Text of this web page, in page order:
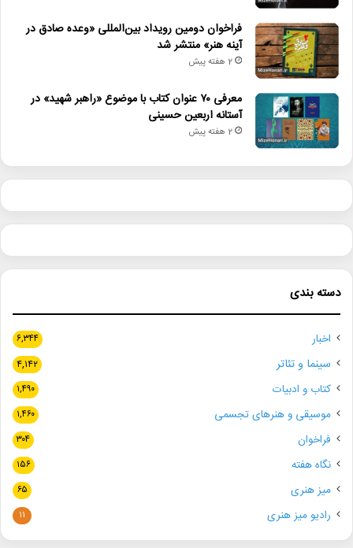
فراخوان دومین رویداد بین‌المللی «وعده صادق در
آینه هنر» منتشر شد
2 هفته پیش
معرفی ۷۰ عنوان کتاب با موضوع «راهبر شهید» در
آستانه اربعین حسینی
2 هفته پیش
دسته بندی
اخبار ۶,۳۴۴
سینما و تئاتر ۴,۱۴۲
کتاب و ادبیات ۱,۴۹۰
موسیقی و هنرهای تجسمی ۱,۴۶۰
فراخوان ۳۰۴
نگاه هفته ۱۵۶
میز هنری ۶۵
رادیو میز هنری ۱۱